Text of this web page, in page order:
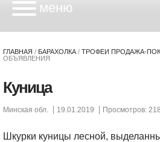
меню
ГЛАВНАЯ / БАРАХОЛКА / ТРОФЕИ ПРОДАЖА-
ОБЪЯВЛЕНИЯ
Куница
Минская обл. 19.01.2019 Просмотров:
Шкурки куницы лесной,